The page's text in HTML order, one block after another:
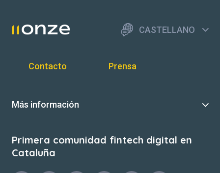
CASTELLANO
Contacto Prensa
Más información
Primera comunidad fintech digital en
Cataluña